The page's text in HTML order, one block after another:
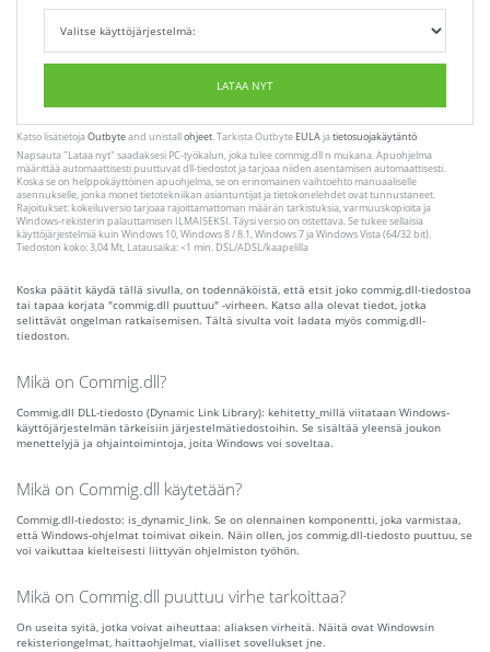
LATAA NYT
Katso lisätietojaOutbyteand unistallohjeet. Tarkista Outbyte EULAjatietosuojakäytäntö
Napsauta"Lataa nyt" saadaksesi PC-työkalun, joka tulee commig.dll n mukana. Apuohjelma
määrittää automaattisesti puuttuvat dll-tiedostot ja tarjoaa niiden asentamisen automaattisesti.
Koska se on helppokäyttöinen apuohjelma, se on erinomainen vaihtoehto manuaaliselle
asennukselle, jonka monet tietotekniikan asiantuntijat ja tietokonelehdet ovat tunnustaneet.
Rajoitukset: kokeiluversio tarjoaa rajoittamattoman määrän tarkistuksia, varmuuskopioita ja
Windows-rekisterin palauttamisen ILMAISEKSI. Täysi versio on ostettava. Se tukee sellaisia ​​
käyttöjärjestelmiä kuin Windows 10, Windows 8 / 8.1, Windows 7 ja Windows Vista (64/32 bit).
Tiedoston koko: 3,04 Mt, Latausaika: <1 min. DSL/ADSL/kaapelilla
Koska päätit käydä tällä sivulla, on todennäköistä, että etsit joko commig.dll-tiedostoa
tai tapaa korjata "commig.dll puuttuu" -virheen. Katso alla olevat tiedot, jotka
selittävät ongelman ratkaisemisen. Tältä sivulta voit ladata myös commig.dll-
tiedoston.
Mikä on Commig.dll?
Commig.dll DLL-tiedosto (Dynamic Link Library): kehitetty_millä viitataan Windows-
käyttöjärjestelmän tärkeisiin järjestelmätiedostoihin. Se sisältää yleensä joukon
menettelyjä ja ohjaintoimintoja, joita Windows voi soveltaa.
Mikä on Commig.dll käytetään?
Commig.dll-tiedosto: is_dynamic_link. Se on olennainen komponentti, joka varmistaa,
että Windows-ohjelmat toimivat oikein. Näin ollen, jos commig.dll-tiedosto puuttuu, se
voi vaikuttaa kielteisesti liittyvän ohjelmiston työhön.
Mikä on Commig.dll puuttuu virhe tarkoittaa?
On useita syitä, jotka voivat aiheuttaa: aliaksen virheitä. Näitä ovat Windowsin
rekisteriongelmat, haittaohjelmat, vialliset sovellukset jne.